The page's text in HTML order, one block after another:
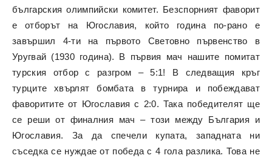
българския олимпийски комитет. Безспорният фаворит
е отборът на Югославия, който година по-рано е
завършил 4-ти на първото Световно първенство в
Уругвай (1930 година). В първия мач нашите помитат
турския отбор с разгром – 5:1! В следващия кръг
турците хвърлят бомбата в турнира и побеждават
фаворитите от Югославия с 2:0. Така победителят ще
се реши от финалния мач – този между България и
Югославия. За да спечели купата, западната ни
съседка се нуждае от победа с 4 гола разлика. Това не